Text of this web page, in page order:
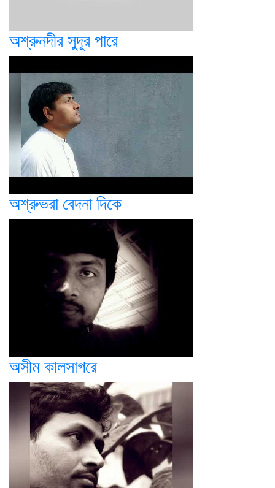
অশ্রুনদীর সুদূর পারে
অশ্রুভরা বেদনা দিকে
অসীম কালসাগরে